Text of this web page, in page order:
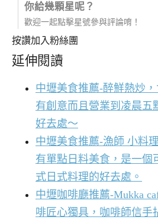
你給幾顆星呢？
歡迎一起點擊星號參與評論唷！
按讚加入粉絲團
延伸閱讀
中壢美食推薦-醉鮮熱炒
有創意而且營業到凌晨五
好去處～
中壢美食推薦-漁師 小料
有單點日料美食，是一個
式日式料理的好去處。
中壢咖啡廳推薦-Mukka
啡匠心獨具，咖啡師信手